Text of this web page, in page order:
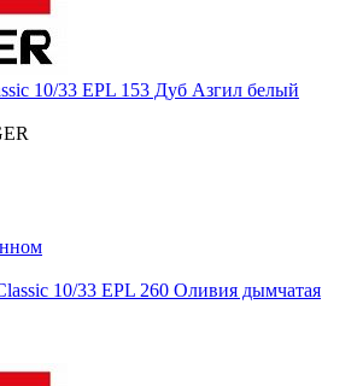
10/33 EPL 153 Дуб Азгил белый